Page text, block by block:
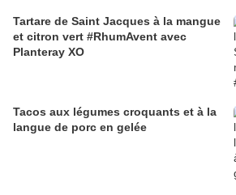
Tartare de Saint Jacques à la mangue
et citron vert #RhumAvent avec
Planteray XO
Tacos aux légumes croquants et à la
langue de porc en gelée